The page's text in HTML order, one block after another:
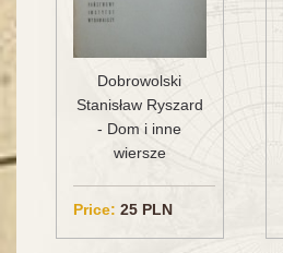
Dobrowolski
Stanisław Ryszard
- Dom i inne
wiersze
Price: 25 PLN